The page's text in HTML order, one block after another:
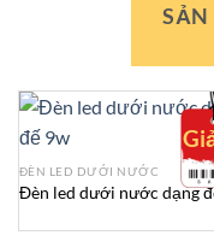
ĐÈN LED DƯỚI NƯỚC
Đèn led dưới nước dạng